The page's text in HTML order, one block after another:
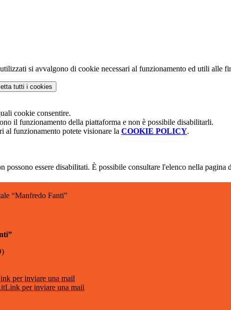
si avvalgono di cookie necessari al funzionamento ed utili alle
tutti i cookies
cookie consentire.
il funzionamento della piattaforma e non è possibile disabilitarli.
al funzionamento potete visionare la COOKIE POLICY.
possono essere disabilitati. È possibile consultare l'elenco nella pagina
“Manfredo Fanti”
per inviare una mail
Link per inviare una mail